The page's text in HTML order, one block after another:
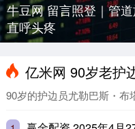
牛豆网 留言照登｜管
直呼头疼
亿米网 90岁老护边员尤勒
90岁的护边员尤勒巴斯・布